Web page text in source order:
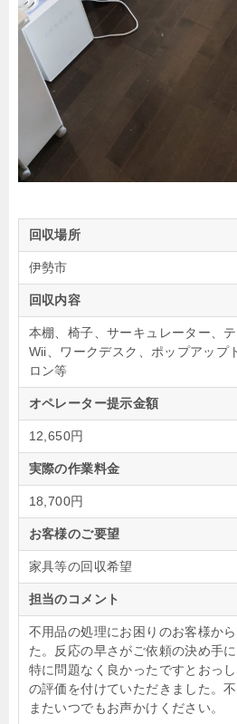
回収場所
伊勢市
回収内容
本棚、椅子、サーキュレーター、
Wii、ワークデスク、ポップアップ
ロン等
オペレーター提示金額
12,650円
実際の作業料金
18,700円
お客様のご要望
家具等の回収希望
担当のコメント
不用品の処理にお困りのお客様か
た。反応の早さがご依頼の決め手
特に問題なく良かったですとおっ
の評価を付けていただきました。
またいつでもお声かけください。